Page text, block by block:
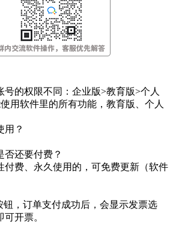
的权限不同：企业版>教育版>个人
用软件里的所有功能，教育版、个人
用？
否还要付费？
付费、永久使用的，可免费更新（软件
钮，订单支付成功后，会显示发票选
开票。